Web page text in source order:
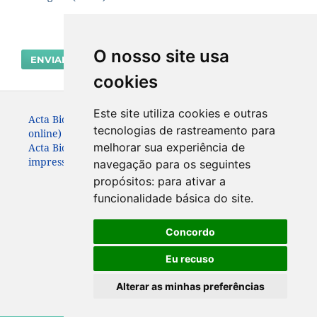
O nosso site usa
cookies
Este site utiliza cookies e outras
tecnologias de rastreamento para
melhorar sua experiência de
navegação para os seguintes
propósitos: para ativar a
funcionalidade básica do site.
Concordo
Eu recuso
Alterar as minhas preferências
ENVIAR SUBMISSÃO
Acta Biológica Paranaense. ISSN: 2236-1472 (versão
online)
Acta Biológica Paranaense. ISSN: 0301-2123 (versão
impressa) (Apenas até 2010)